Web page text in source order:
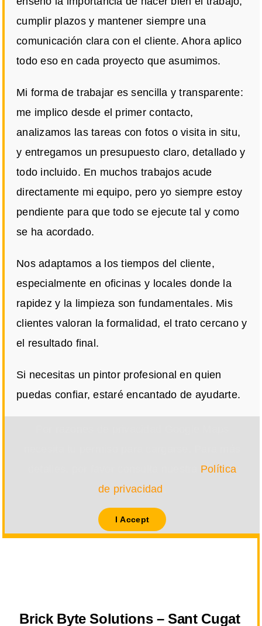
cumplir plazos y mantener siempre una
comunicación clara con el cliente. Ahora aplico
todo eso en cada proyecto que asumimos.
Mi forma de trabajar es sencilla y transparente:
me implico desde el primer contacto,
analizamos las tareas con fotos o visita in situ,
y entregamos un presupuesto claro, detallado y
todo incluido. En muchos trabajos acude
directamente mi equipo, pero yo siempre estoy
pendiente para que todo se ejecute tal y como
se ha acordado.
Nos adaptamos a los tiempos del cliente,
especialmente en oficinas y locales donde la
rapidez y la limpieza son fundamentales. Mis
clientes valoran la formalidad, el trato cercano y
el resultado final.
Si necesitas un pintor profesional en quien
puedas confiar, estaré encantado de ayudarte.
Política
de privacidad
I Accept
Brick Byte Solutions – Sant Cugat